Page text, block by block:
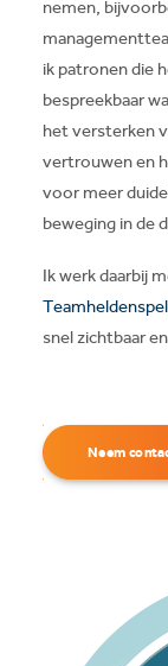
nemen,
ik patronen die
bespreekbaar
het versterken
vertrouwen en
voor meer
beweging in de
Ik werk daarbij
Teamheldenspel
snel zichtbaar
Neem